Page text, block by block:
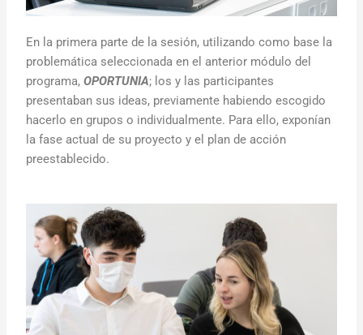
En la primera parte de la sesión, utilizando como base la
problemática seleccionada en el anterior módulo del
programa,OPORTUNIA; los y las participantes
presentaban sus ideas, previamente habiendo escogido
hacerlo en grupos o individualmente. Para ello, exponían
la fase actual de su proyecto y el plan de acción
preestablecido.